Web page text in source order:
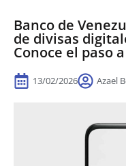
Banco de
de divisas
Conoce el paso
13/02/2026 Azael